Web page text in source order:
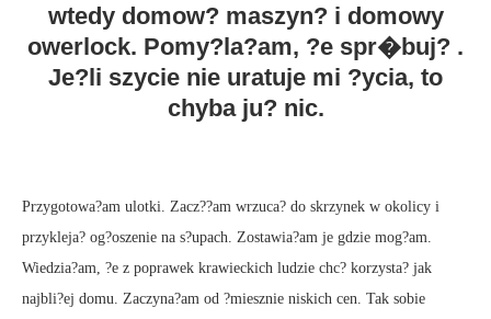
wtedy domow? maszyn? i domowy
owerlock. Pomy?la?am, ?e spr�buj? .
Je?li szycie nie uratuje mi ?ycia, to
chyba ju? nic.
Przygotowa?am ulotki. Zacz??am wrzuca? do skrzynek w okolicy i
przykleja? og?oszenie na s?upach. Zostawia?am je gdzie mog?am.
Wiedzia?am, ?e z poprawek krawieckich ludzie chc? korzysta? jak
najbli?ej domu. Zaczyna?am od ?miesznie niskich cen. Tak sobie